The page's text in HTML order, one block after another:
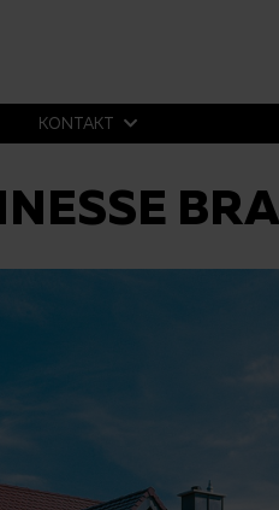
KONTAKT